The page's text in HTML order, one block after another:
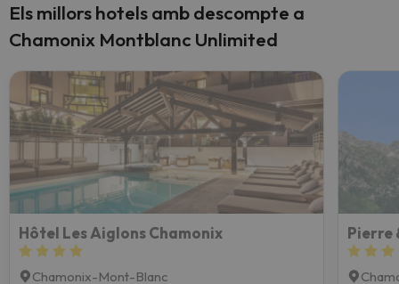
Els millors hotels amb descompte a
Chamonix Montblanc Unlimited
Hôtel Les Aiglons Chamonix
Chamonix-Mont-Blanc
Pierre